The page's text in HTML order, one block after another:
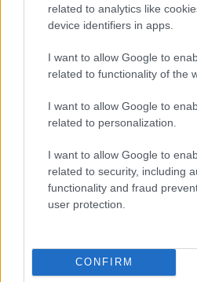
related to analytics like
device identifiers in apps.
I want to allow Google to
related to functionality of the
I want to allow Google to
related to personalization.
I want to allow Google to
related to security, including
functionality and fraud
user protection.
CONFIRM
ΚΥΠΡΟΣ
εγκαταλείπουμε το
Τουρκίας»